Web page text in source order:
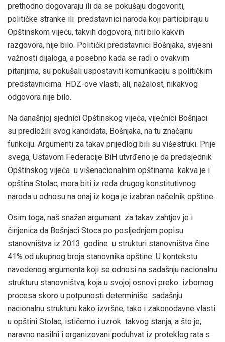
prethodno dogovaraju ili da se pokušaju dogovoriti,
političke stranke ili predstavnici naroda koji participiraju u
Opštinskom vijeću, takvih dogovora, niti bilo kakvih
razgovora, nije bilo. Politički predstavnici Bošnjaka, svjesni
važnosti dijaloga, a posebno kada se radi o ovakvim
pitanjima, su pokušali uspostaviti komunikaciju s političkim
predstavnicima HDZ-ove vlasti, ali, nažalost, nikakvog
odgovora nije bilo.
Na današnjoj sjednici Opštinskog vijeća, vijećnici Bošnjaci
su predložili svog kandidata, Bošnjaka, na tu značajnu
funkciju. Argumenti za takav prijedlog bili su višestruki. Prije
svega, Ustavom Federacije BiH utvrđeno je da predsjednik
Opštinskog vijeća u višenacionalnim opštinama kakva je i
opština Stolac, mora biti iz reda drugog konstitutivnog
naroda u odnosu na onaj iz koga je izabran načelnik opštine.
Osim toga, naš snažan argument za takav zahtjev je i
činjenica da Bošnjaci Stoca po posljednjem popisu
stanovništva iz 2013. godine u strukturi stanovništva čine
41% od ukupnog broja stanovnika opštine. U kontekstu
navedenog argumenta koji se odnosi na sadašnju nacionalnu
strukturu stanovništva, koja u svojoj osnovi preko izbornog
procesa skoro u potpunosti determiniše sadašnju
nacionalnu strukturu kako izvršne, tako i zakonodavne vlasti
u opštini Stolac, ističemo i uzrok takvog stanja, a što je,
naravno nasilni i organizovani poduhvat iz proteklog rata s